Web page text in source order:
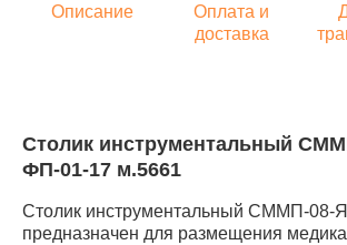
Описание
Оплата и
доставка
Столик инструментальный
ФП-01-17 м.5661
Столик инструментальный СММП-08-
предназначен для размещения